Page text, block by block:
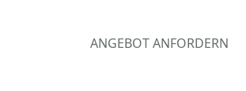
ANGEBOT ANFORDERN